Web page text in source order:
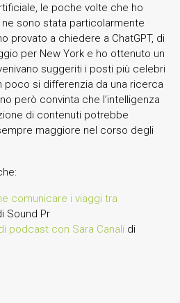
le poche volte che ho
sono stata particolarmente
provato a chiedere a ChatGPT, di
per New York e ho ottenuto un
suggeriti i posti più celebri
poco si differenzia da una ricerca
però convinta che l’intelligenza
di contenuti potrebbe
maggiore nel corso degli
comunicare i viaggi tra
Sound Pr
podcast con Sara Canali di